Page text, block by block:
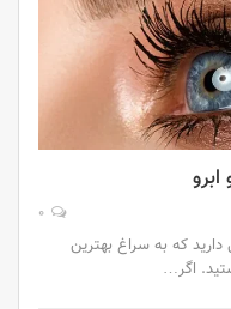
دارید که به سراغ بهترین
اگر…